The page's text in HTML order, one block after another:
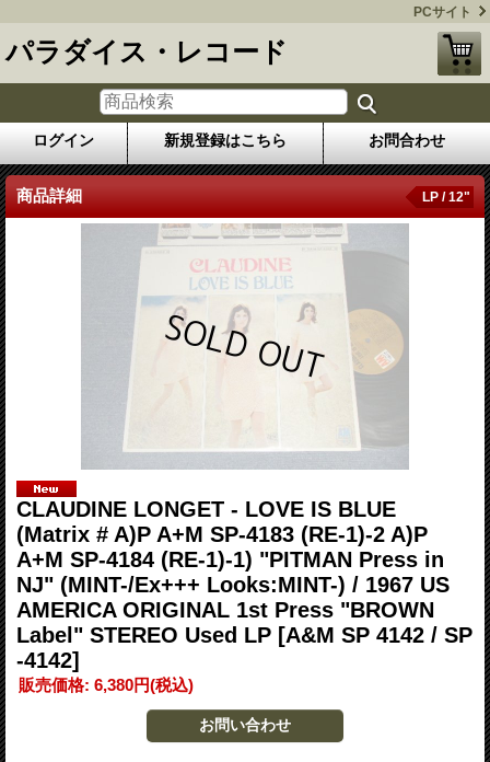
PCサイト
パラダイス・レコード
ログイン 新規登録はこちら お問合わせ
商品詳細 LP / 12"
CLAUDINE LONGET - LOVE IS BLUE
(Matrix # A)P A+M SP-4183 (RE-1)-2 A)P
A+M SP-4184 (RE-1)-1) "PITMAN Press in
NJ" (MINT-/Ex+++ Looks:MINT-) / 1967 US
AMERICA ORIGINAL 1st Press "BROWN
Label" STEREO Used LP [A&M SP 4142 / SP
-4142]
販売価格: 6,380円(税込)